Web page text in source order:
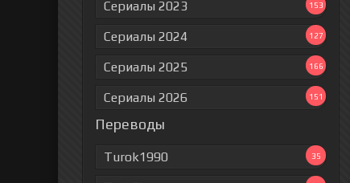
Сериалы 2023 153
Сериалы 2024 127
Сериалы 2025 166
Сериалы 2026 151
Переводы
Turok1990 35